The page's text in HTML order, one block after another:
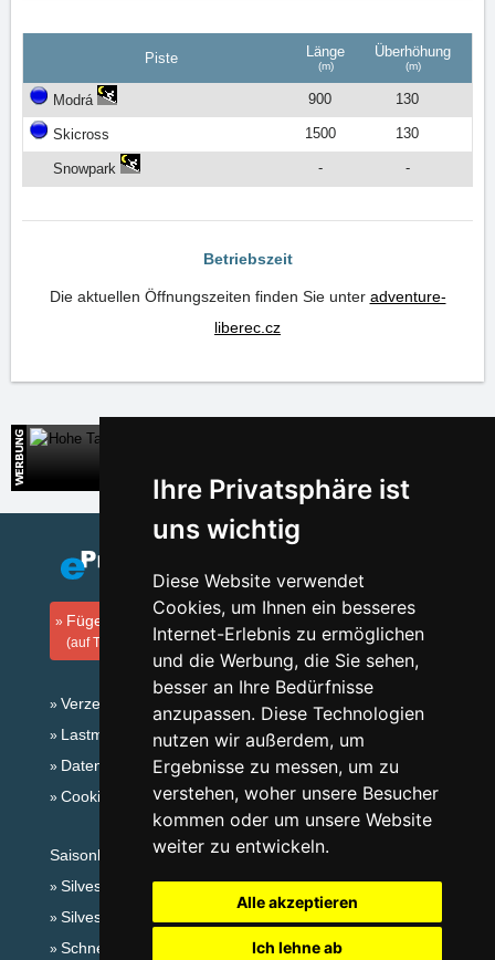
Ihre Privatsphäre ist
uns wichtig
Diese Website verwendet
Cookies, um Ihnen ein besseres
Internet-Erlebnis zu ermöglichen
und die Werbung, die Sie sehen,
besser an Ihre Bedürfnisse
anzupassen. Diese Technologien
nutzen wir außerdem, um
Ergebnisse zu messen, um zu
verstehen, woher unsere Besucher
kommen oder um unsere Website
weiter zu entwickeln.
Alle akzeptieren
Ich lehne ab
Piste Länge
(m)
Überhöhung
(m)
Modrá 900 130
Skicross 1500 130
Snowpark - -
Betriebszeit
Die aktuellen Öffnungszeiten finden Sie unter adventure-
liberec.cz
Fügen Sie Ihre Unterkunft hinzu
(auf Tschechisch)
Verzeichnis der Unterkunft
Lastminute Isergebirge
Datenschutz
Cookies
Saisonlinks:
Silvester Isergebirge
Silvester im Gebirge 2025/26
Schneehöhen